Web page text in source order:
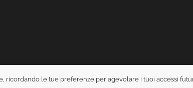
le tue preferenze per agevolare i tuoi accessi